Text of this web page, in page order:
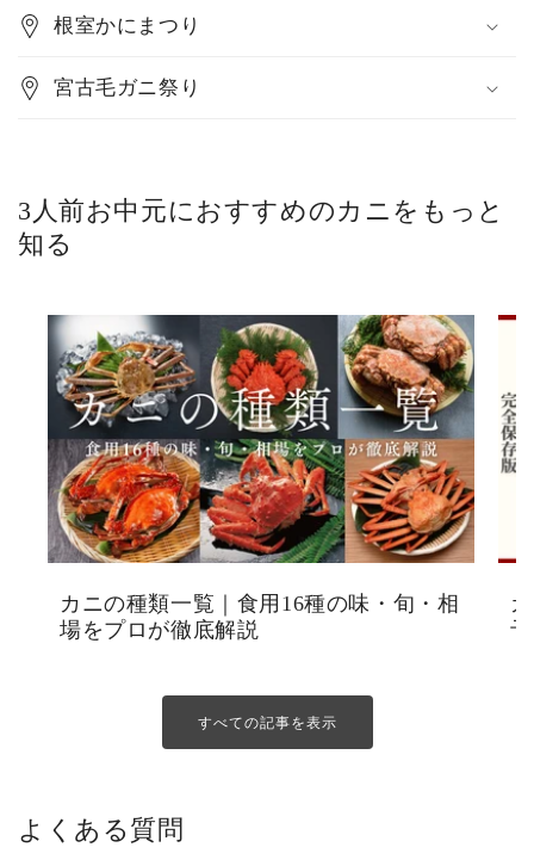
根室かにまつり
宮古毛ガニ祭り
3人前お中元におすすめのカニをもっと
知る
カニの種類一覧｜食用16種の味・旬・相
場をプロが徹底解説
すべての記事を表示
よくある質問